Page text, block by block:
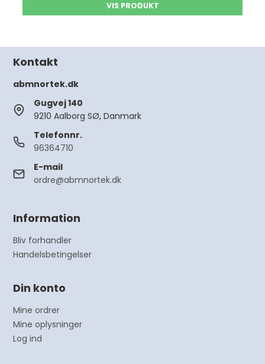
VIS PRODUKT
Kontakt
abmnortek.dk
Gugvej 140
9210 Aalborg SØ, Danmark
Telefonnr.
96364710
E-mail
ordre@abmnortek.dk
Information
Bliv forhandler
Handelsbetingelser
Din konto
Mine ordrer
Mine oplysninger
Log ind